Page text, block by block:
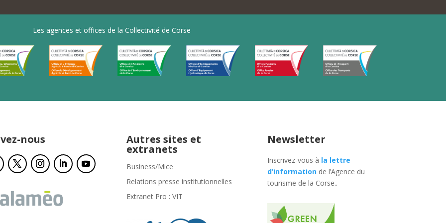
Les agences et offices de la Collectivité de Corse
nous Autres sites et
extranets
Business/Mice
Relations presse institutionnelles
Extranet Pro : VIT
Newsletter
Inscrivez-vous à la lettre
d’information de l’Agence du
tourisme de la Corse..